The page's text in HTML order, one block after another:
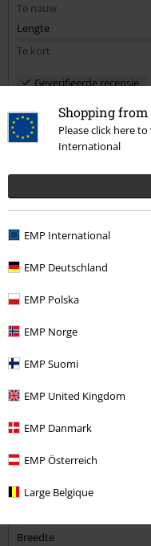
Shopping
Please click here
International
EMP International
EMP Deutschland
EMP Polska
EMP Norge
EMP Suomi
EMP United Kingdom
EMP Danmark
EMP Österreich
Large Belgique
Te nauw
Lengte
Te kort
Geverifieerde recensie
Heeft deze recensie je
Cadeau
Eeen presentje voor mijn
Kwaliteit
Ontwerp
Breedte